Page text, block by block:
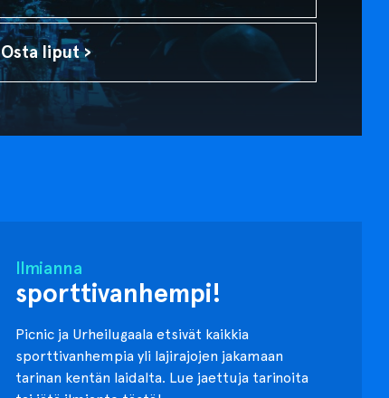
Osta liput ›
Ilmianna
sporttivanhempi!
Picnic ja Urheilugaala etsivät kaikkia
sporttivanhempia yli lajirajojen jakamaan
tarinan kentän laidalta. Lue jaettuja tarinoita